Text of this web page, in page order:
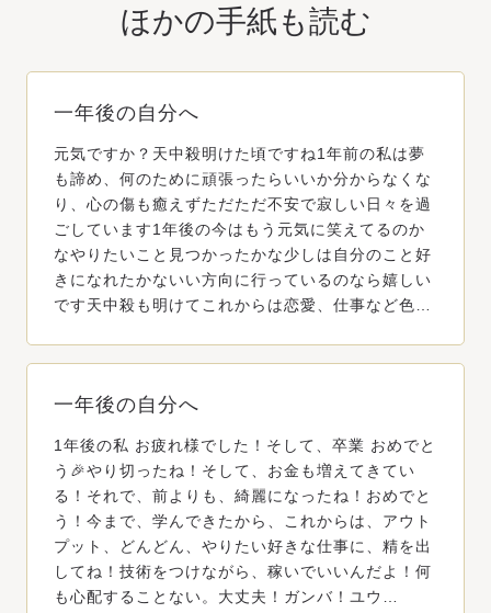
ほかの手紙も読む
一年後の自分へ
元気ですか？天中殺明けた頃ですね1年前の私は夢
も諦め、何のために頑張ったらいいか分からなくな
り、心の傷も癒えずただただ不安で寂しい日々を過
ごしています1年後の今はもう元気に笑えてるのか
なやりたいこと見つかったかな少しは自分のこと好
きになれたかないい方向に行っているのなら嬉しい
です天中殺も明けてこれからは恋愛、仕事など色…
一年後の自分へ
1年後の私 お疲れ様でした！そして、卒業 おめでと
う🎉やり切ったね！そして、お金も増えてきてい
る！それで、前よりも、綺麗になったね！おめでと
う！今まで、学んできたから、これからは、アウト
プット、どんどん、やりたい好きな仕事に、精を出
してね！技術をつけながら、稼いでいいんだよ！何
も心配することない。大丈夫！ガンバ！ユウ…